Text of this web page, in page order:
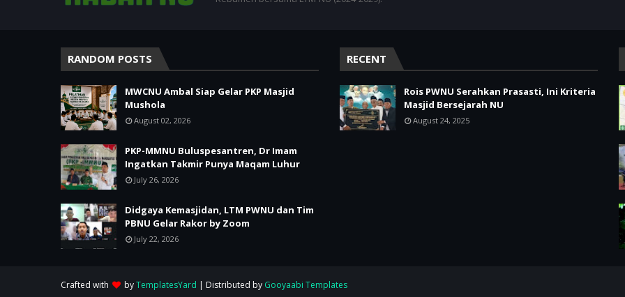
RANDOM POSTS
MWCNU Ambal Siap Gelar PKP Masjid
Mushola
August 02, 2026
PKP-MMNU Buluspesantren, Dr Imam
Ingatkan Takmir Punya Maqam Luhur
July 26, 2026
Didgaya Kemasjidan, LTM PWNU dan Tim
PBNU Gelar Rakor by Zoom
July 22, 2026
RECENT
Rois PWNU Serahkan Prasasti, Ini Kriteria
Masjid Bersejarah NU
August 24, 2025
Crafted with byTemplatesYard | Distributed by Gooyaabi Templates